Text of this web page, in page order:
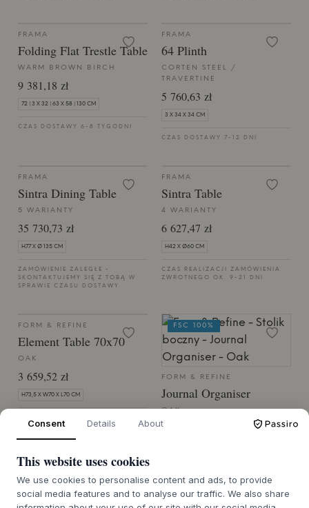
FRAMA
Folding Flat Trestle Table
WARM BROWN BIRCH
9 381,18 zł
72 | 3 X 32 | 63 X 58 | 130 CM
CZAS DOSTAWY 6-8 TYGODNI
FRAMA
64 Plinth
CORTEN STEEL /
TRAVERTINE
5 760,63 zł
3 X 34 X 34 CM
CZAS DOSTAWY 7-12 DNI
FRAMA
Sintra Dining Table
5 WARIANTY
35 730,73 zł
H77 X Ø 135 CM
ZAMÓWIENIE ZALEGŁE -
SKONTAKTUJEMY SIĘ Z TOBĄ W
SPRAWIE CZASU DOSTAWY
FRAMA
Sintra Table
4 WARIANTY
6 627,47 zł
H42 X Ø60 CM
CZAS REALIZACJI ZAMÓWIENIA
ZWROTNEGO OK. 9-21 DNI
FORM & REFINE
Element Table 70x70
OAK
3 659,52 zł
H73,5 X W70 X L70 CM
FORM & REFINE
Journal Organiser
OAK
2 736,14 zł
FSC 100%
Consent Details About
This website uses cookies
We use cookies to personalise content and ads, to provide
social media features and to analyse our traffic. We also share